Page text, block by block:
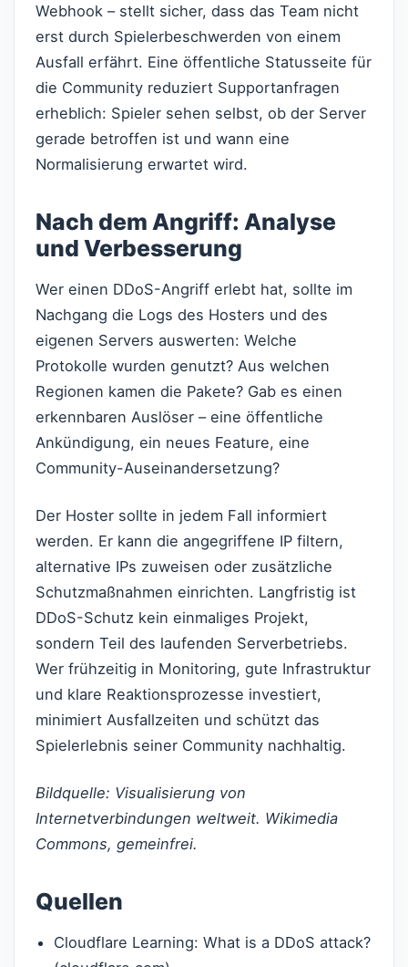
Webhook – stellt sicher, dass das Team nicht
erst durch Spielerbeschwerden von einem
Ausfall erfährt. Eine öffentliche Statusseite für
die Community reduziert Supportanfragen
erheblich: Spieler sehen selbst, ob der Server
gerade betroffen ist und wann eine
Normalisierung erwartet wird.
Nach dem Angriff: Analyse
und Verbesserung
Wer einen DDoS-Angriff erlebt hat, sollte im
Nachgang die Logs des Hosters und des
eigenen Servers auswerten: Welche
Protokolle wurden genutzt? Aus welchen
Regionen kamen die Pakete? Gab es einen
erkennbaren Auslöser – eine öffentliche
Ankündigung, ein neues Feature, eine
Community-Auseinandersetzung?
Der Hoster sollte in jedem Fall informiert
werden. Er kann die angegriffene IP filtern,
alternative IPs zuweisen oder zusätzliche
Schutzmaßnahmen einrichten. Langfristig ist
DDoS-Schutz kein einmaliges Projekt,
sondern Teil des laufenden Serverbetriebs.
Wer frühzeitig in Monitoring, gute Infrastruktur
und klare Reaktionsprozesse investiert,
minimiert Ausfallzeiten und schützt das
Spielerlebnis seiner Community nachhaltig.
Bildquelle: Visualisierung von
Internetverbindungen weltweit. Wikimedia
Commons, gemeinfrei.
Quellen
Cloudflare Learning: What is a DDoS attack?